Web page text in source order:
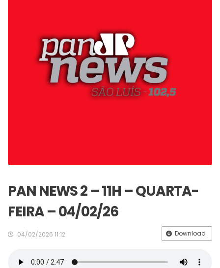
PAN NEWS 2 – 11H – QUARTA-
FEIRA – 04/02/26
04/02/2026 11:12 Download